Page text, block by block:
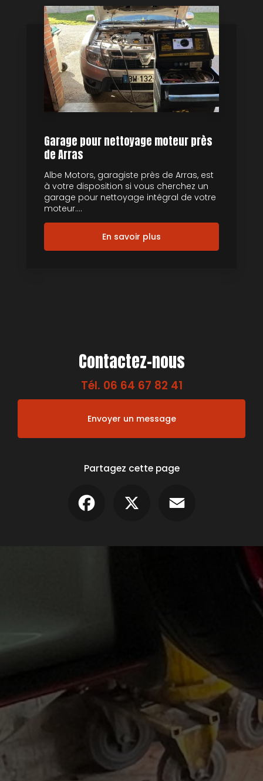
Garage pour nettoyage moteur près
de Arras
Albe Motors, garagiste près de Arras, est
à votre disposition si vous cherchez un
garage pour nettoyage intégral de votre
moteur....
En savoir plus
Contactez-nous
Tél. 06 64 67 82 41
Envoyer un message
Partagez cette page